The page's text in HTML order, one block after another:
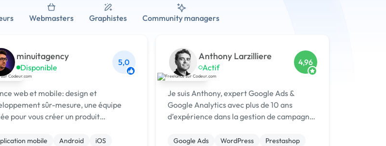
Webmasters Graphistes Community managers
minuitagency
Disponible
5,0
web et mobile: design et
sûr-mesure, une équipe
pour vous créer un produit
mobile Android
iOS
Anthony Larzilliere
Actif
4,96
Je suis Anthony, expert Google Ads &
Google Analytics avec plus de 10 ans
d’expérience dans la gestion de campagnes
et entreprises en quête de leads qualifiés.
Google Ads WordPress
Prestashop